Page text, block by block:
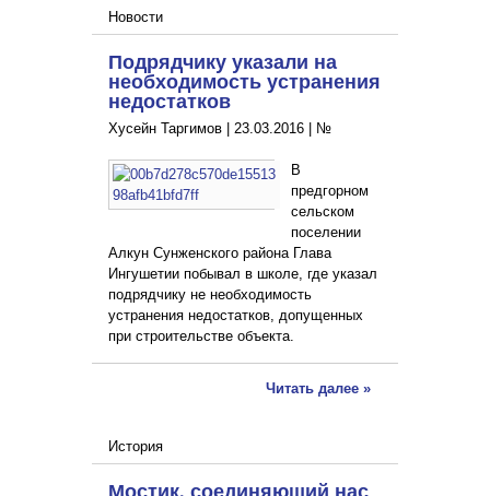
Новости
Подрядчику указали на
необходимость устранения
недостатков
Хусейн Таргимов | 23.03.2016 №
В
предгорном
сельском
поселении
Алкун Сунженского района Глава
Ингушетии побывал в школе, где указал
подрядчику не необходимость
устранения недостатков, допущенных
при строительстве объекта.
Читать далее »
История